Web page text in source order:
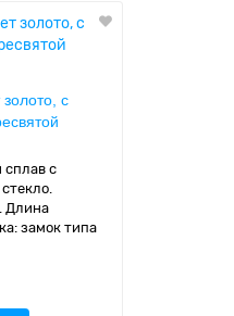
с
с
Длина
замок типа